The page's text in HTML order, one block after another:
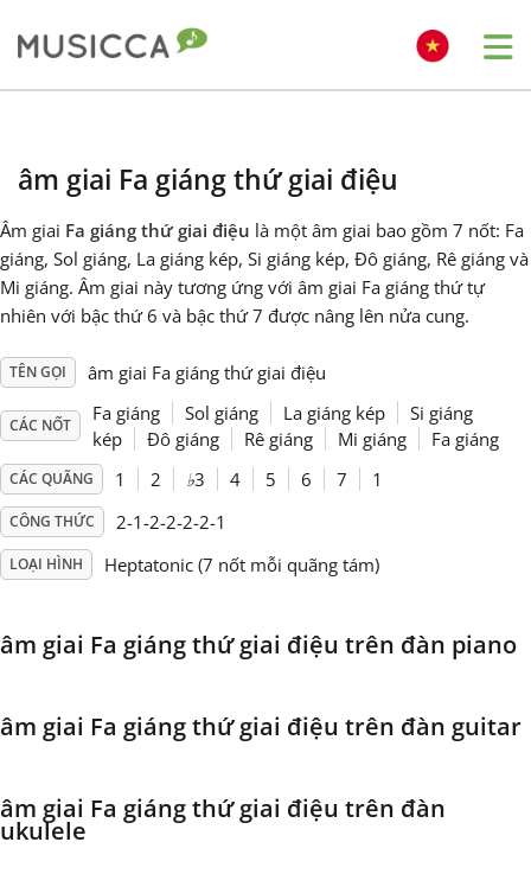
Български
Dansk
English
Français
한국어
हिन्दी
Italiano
âm giai Fa giáng thứ giai điệu
Âm giai Fa giáng thứ giai điệu là một âm giai bao gồm 7 nốt: Fa
giáng, Sol giáng, La giáng kép, Si giáng kép, Đô giáng, Rê giáng và
Mi giáng. Âm giai này tương ứng với âm giai Fa giáng thứ tự
nhiên với bậc thứ 6 và bậc thứ 7 được nâng lên nửa cung.
TÊN GỌI âm giai Fa giáng thứ giai điệu
CÁC NỐT
Fa giáng Sol giáng La giáng kép
Si giáng
kép
Đô giáng Rê giáng Mi giáng Fa giáng
CÁC QUÃNG 1 2 ♭3 4 5 6 7 1
CÔNG THỨC 2-1-2-2-2-2-1
LOẠI HÌNH Heptatonic (7 nốt mỗi quãng tám)
âm giai Fa giáng thứ giai điệu trên đàn piano
âm giai Fa giáng thứ giai điệu trên đàn guitar
âm giai Fa giáng thứ giai điệu trên đàn
ukulele